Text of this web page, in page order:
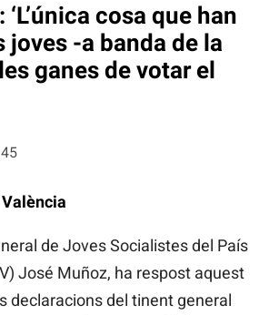
cosa que han
joves -a banda de la
ganes de votar el
de Joves Socialistes del País
José Muñoz, ha respost aquest
declaracions del tinent general